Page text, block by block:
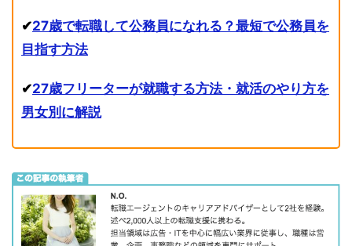
✔︎27歳で転職して公務員になれる？最短で公務員を
目指す方法
✔︎27歳フリーターが就職する方法・就活のやり方を
男女別に解説